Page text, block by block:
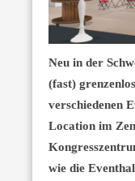
Neu in der
(fast)
verschiedenen
Location im
wie die